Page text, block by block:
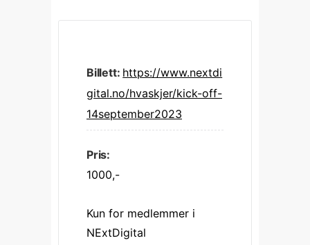
Billett: https://www.nextdi
gital.no/hvaskjer/kick-off-
14september2023
Pris:
1000,-
Kun for medlemmer i
NExtDigital